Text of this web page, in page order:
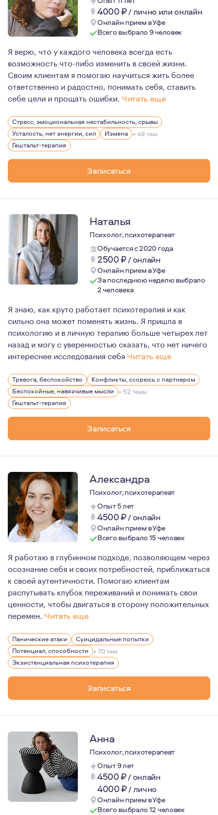
4000₽/лично или онлайн
Онлайн прием в Уфе
Всего выбрало 9 человек
Я верю, что у каждого человека всегда есть
возможность что-либо изменить в своей жизни.
Своим клиентам я помогаю научиться жить более
ответственно и радостно, понимать себя, ставить
себе цели и прощать ошибки. Читать еще
Меня интересуют люди, их жизни, их истории. Ко мне
Стресс, эмоциональная нестабильность, срывы
Усталость, нет энергии, сил
Измена + 48 тем
Гештальт-терапия
Записаться
Наталья
Психолог, психотерапевт
Обучается с 2020 года
2500₽/ онлайн
Онлайн прием в Уфе
За последнюю неделю выбрало
2 человека
Я знаю, как круто работает психотерапия и как
сильно она может поменять жизнь. Я пришла в
психологию и в личную терапию больше четырех лет
назад и могу с уверенностью сказать, что нет ничего
интереснее исследования себя Читать еще
Я верю, что терапия — это путь, который ведет к
Тревога, беспокойство
Конфликты, ссорюсь с партнером
Беспокойные, навязчивые мысли + 52 темы
Гештальт-терапия
Записаться
Александра
Психолог, психотерапевт
Опыт 5 лет
4500₽/ онлайн
Онлайн прием в Уфе
Всего выбрало 15 человек
Я работаю в глубинном подходе, позволяющем через
осознание себя и своих потребностей, приближаться
к своей аутентичности. Помогаю клиентам
распутывать клубок переживаний и понимать свои
ценности, чтобы двигаться в сторону положительных
перемен. Читать еще
Я очень люблю психотерапевтическую работу и ценю
Я строго соблюдаю этику, постоянно повышаю свою
Мой личный опыт психотерапии составляет более
А ещё я очень люблю больших собак и начинала
Панические атаки
Суицидальные попытки
Потенциал, способности + 70 тем
Экзистенциальная психотерапия
Записаться
Анна
Психолог, психотерапевт
Опыт 9 лет
4500₽/ онлайн
4000₽/лично
Онлайн прием в Уфе
Всего выбрало 12 человек